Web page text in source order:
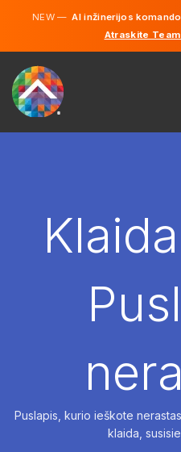
NEW —AI inžinerijos
Atraskite
SAMDYTI
Puslapis, kurio ieškote
klaida,